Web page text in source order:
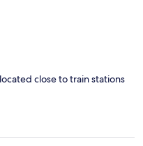
close to train stations